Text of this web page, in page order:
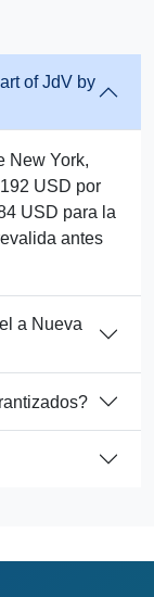
of JdV by
New York,
USD por
USD para la
antes
a Nueva